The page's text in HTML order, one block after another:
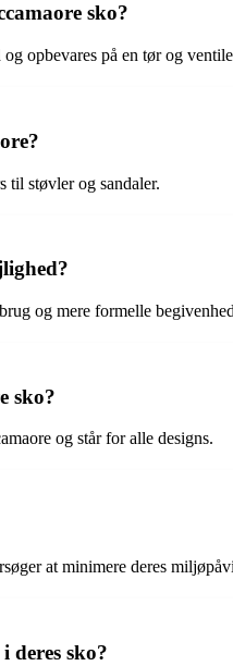
sko?
opbevares på en tør og
til støvler og sandaler.
og mere formelle
sko?
og står for alle designs.
at minimere deres
deres sko?